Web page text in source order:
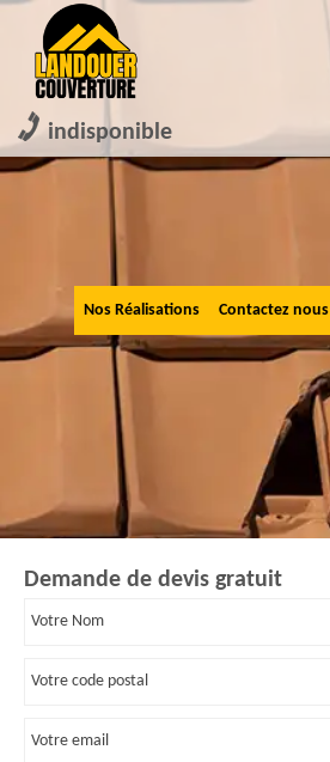
indisponible
Nos Réalisations Contactez nous
Demande de devis gratuit